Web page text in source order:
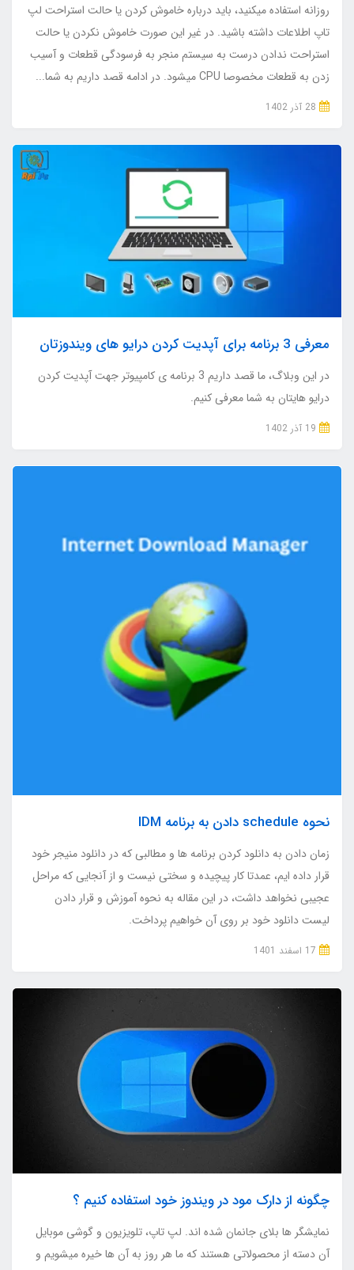
روزانه استفاده میکنید، باید درباره خاموش کردن یا حالت استراحت لپ
تاپ اطلاعات داشته باشید. در غیر این صورت خاموش نکردن یا حالت
استراحت ندادن درست به سیستم منجر به فرسودگی قطعات و آسیب
زدن به قطعات مخصوصا CPU میشود. در ادامه قصد داریم به شما...
معرفی 3 برنامه برای آپدیت کردن درایو های ویندوزتان
در این وبلاگ، ما قصد داریم 3 برنامه ی کامپیوتر جهت آپدیت کردن
درایو هایتان به شما معرفی کنیم.
نحوه schedule دادن به برنامه IDM
زمان دادن به دانلود کردن برنامه ها و مطالبی که در دانلود منیجر خود
قرار داده ایم، عمدتا کار پیچیده و سختی نیست و از آنجایی که مراحل
عجیبی نخواهد داشت، در این مقاله به نحوه آموزش و قرار دادن
لیست دانلود خود بر روی آن خواهیم پرداخت.
چگونه از دارک مود در ویندوز خود استفاده کنیم ؟
نمایشگر ها بلای جانمان شده اند. لپ تاپ، تلویزیون و گوشی موبایل
آن دسته از محصولاتی هستند که ما هر روز به آن ها خیره میشویم و